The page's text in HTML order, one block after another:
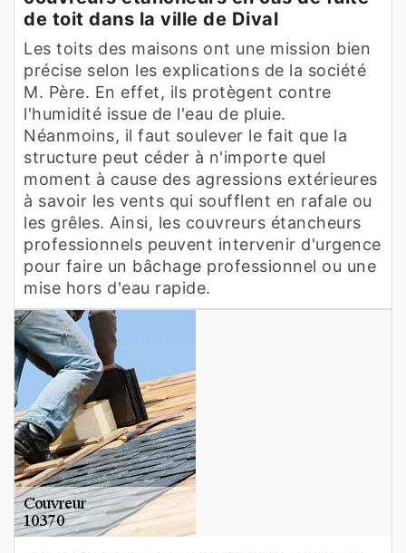
de toit dans la ville de Dival
Les toits des maisons ont une mission bien
précise selon les explications de la société
M. Père. En effet, ils protègent contre
l'humidité issue de l'eau de pluie.
Néanmoins, il faut soulever le fait que la
structure peut céder à n'importe quel
moment à cause des agressions extérieures
à savoir les vents qui soufflent en rafale ou
les grêles. Ainsi, les couvreurs étancheurs
professionnels peuvent intervenir d'urgence
pour faire un bâchage professionnel ou une
mise hors d'eau rapide.